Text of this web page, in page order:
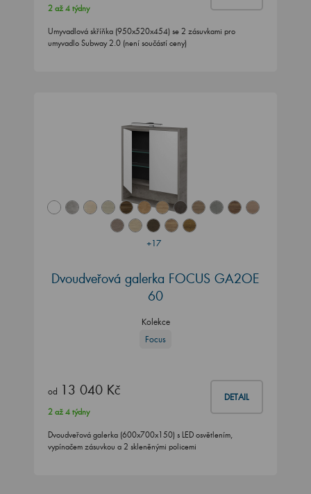
2 až 4 týdny
Umyvadlová skříňka (950x520x454) se 2 zásuvkami pro
umyvadlo Subway 2.0 (není součástí ceny)
+17
Dvoudveřová galerka FOCUS GA2OE
60
Kolekce
Focus
od 13 040 Kč DETAIL
2 až 4 týdny
Dvoudveřová galerka (600x700x150) s LED osvětlením,
vypínačem zásuvkou a 2 skleněnými policemi